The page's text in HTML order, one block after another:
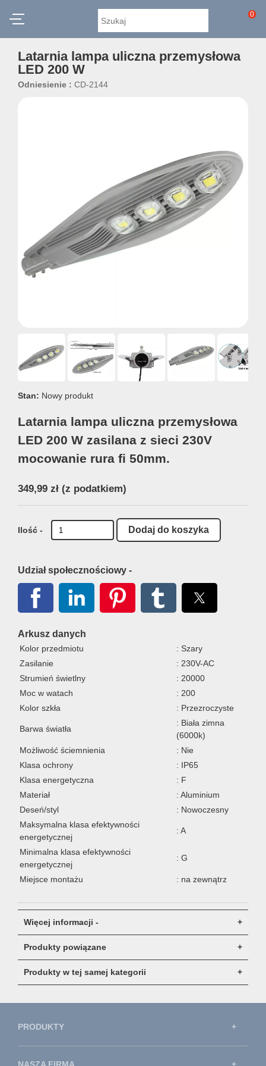
0
Latarnia lampa uliczna przemysłowa
LED 200 W
Odniesienie : CD-2144
Stan: Nowy produkt
Latarnia lampa uliczna przemysłowa
LED 200 W zasilana z sieci 230V
mocowanie rura fi 50mm.
349,99 zł (z podatkiem)
Ilość -
Udział społecznościowy -
Arkusz danych
Kolor przedmiotu
: Szary
Zasilanie
: 230V-AC
Strumień świetlny
: 20000
Moc w watach
: 200
Kolor szkła
: Przezroczyste
Barwa światła
: Biała zimna
(6000k)
Możliwość ściemnienia
: Nie
Klasa ochrony
: IP65
Klasa energetyczna
: F
Materiał
: Aluminium
Deseń/styl
: Nowoczesny
Maksymalna klasa efektywności
energetycznej
: A
Minimalna klasa efektywności
energetycznej
: G
Miejsce montażu : na zewnątrz
Więcej informacji -
Produkty powiązane
Produkty w tej samej kategorii
PRODUKTY